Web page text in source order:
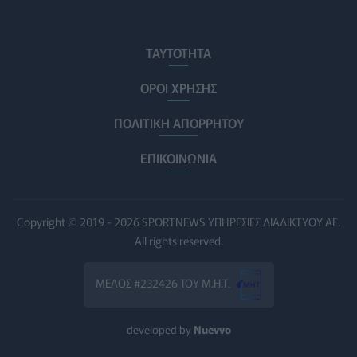
ΕΔΟΕΑΠ: Συστάσεις για τις επερχόμενες ζέστες -
Πότε πρέπει να απευθυνθούμε στον γιατρό μας
06/08/2026 - 14:17
Skin dysmorphia: Όταν η εμμονή με το «τέλειο» δέρμα
αποτελεί πρόβλημα ψυχικής υγείας
06/08/2026 - 14:00
PHARMA POLICY
Γιατί ξαναπαίρνουμε το χαμένο βάρος; Ο ρόλος του
βιολογικού προγραμματισμού μας
ΤΑΥΤΟΤΗΤΑ
ΟΡΟΙ ΧΡΗΣΗΣ
ΠΟΛΙΤΙΚΗ ΑΠΟΡΡΗΤΟΥ
ΕΠΙΚΟΙΝΩΝΙΑ
Copyright © 2019 - 2026 SPORTNEWS ΥΠΗΡΕΣΙΕΣ ΔΙΑΔΙΚΤΥΟΥ ΑΕ.
All rights reserved.
ΜΕΛΟΣ #232426 ΤΟΥ Μ.Η.Τ.
developed by Nuevvo